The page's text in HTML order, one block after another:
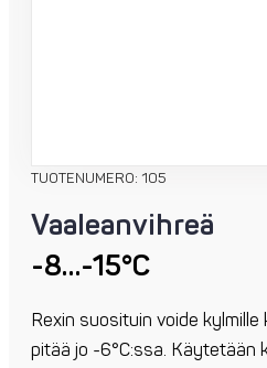
TUOTENUMERO: 105
Vaaleanvihreä
-8…-15°C
Rexin suosituin voide kylmille
pitää jo -6°C:ssa. Käytetään